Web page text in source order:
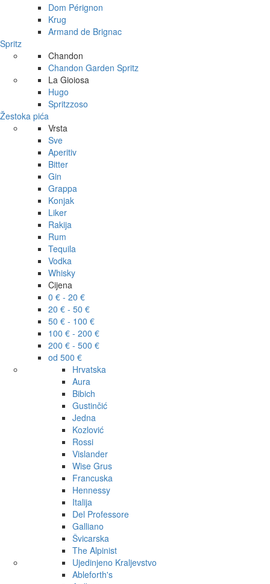
Dom Pérignon
Krug
Armand de Brignac
Spritz
Chandon
Chandon Garden Spritz
La Gioiosa
Hugo
Spritzzoso
Žestoka pića
Vrsta
Sve
Aperitiv
Bitter
Gin
Grappa
Konjak
Liker
Rakija
Rum
Tequila
Vodka
Whisky
Cijena
0 € - 20 €
20 € - 50 €
50 € - 100 €
100 € - 200 €
200 € - 500 €
od 500 €
Hrvatska
Aura
Bibich
Gustinčić
Jedna
Kozlović
Rossi
Vislander
Wise Grus
Francuska
Hennessy
Italija
Del Professore
Galliano
Švicarska
The Alpinist
Ujedinjeno Kraljevstvo
Ableforth's